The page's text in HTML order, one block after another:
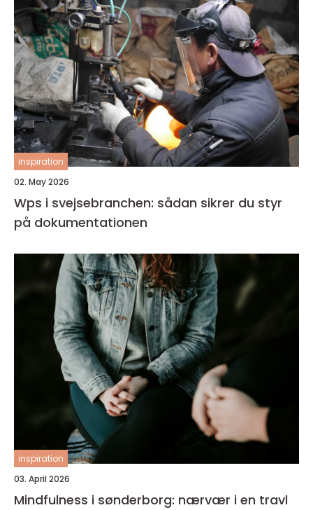
inspiration
02. May 2026
Wps i svejsebranchen: sådan sikrer du styr
på dokumentationen
inspiration
03. April 2026
Mindfulness i sønderborg: nærvær i en travl